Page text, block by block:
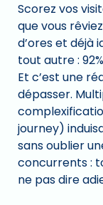
Scorez vos
que vous
d’ores et déjà
tout autre :
Et c’est une
dépasser.
journey)
sans oublier
concurrents :
ne pas dire